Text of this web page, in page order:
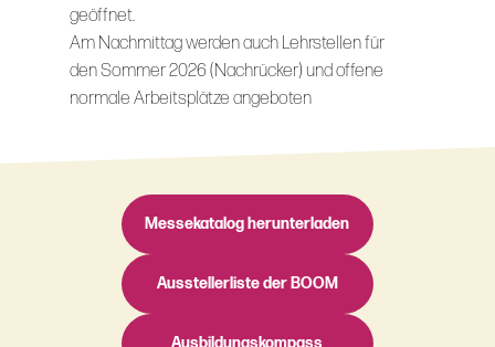
geöffnet.
Am Nachmittag werden auch Lehrstellen für
den Sommer 2026 (Nachrücker) und offene
normale Arbeitsplätze angeboten
Messekatalog herunterladen
Ausstellerliste der BOOM
Ausbildungskompass